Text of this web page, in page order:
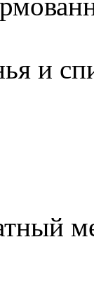
и